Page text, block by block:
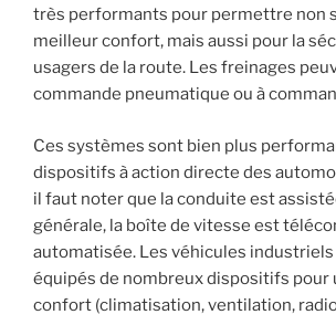
très performants pour permettre non
meilleur confort, mais aussi pour la
usagers de la route. Les freinages
commande pneumatique ou à
Ces systèmes sont bien plus
dispositifs à action directe des
il faut noter que la conduite est
générale, la boîte de vitesse est
automatisée. Les véhicules
équipés de nombreux dispositifs pour
confort (climatisation, ventilation,